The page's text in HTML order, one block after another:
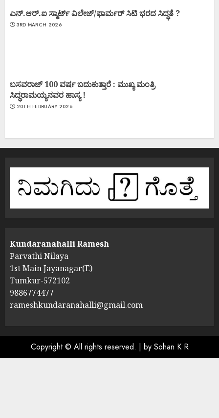
ಎನ್.ಆರ್.ಐ ಸ್ಮಾರ್ಟ್ ವಿಲೇಜ್/ಫಾರ್ಮರ್ ಸಿಟಿ ಭರದ ಸಿದ್ಧತೆ ?
3RD MARCH 2026
ಬಸವರಾಜ್ 100 ವರ್ಷ ಬದುಕುತ್ತಾರೆ : ಮುಖ್ಯ ಮಂತ್ರಿ
ಸಿದ್ಧರಾಮಯ್ಯನವರ ಹಾಸ್ಯ !
20TH FEBRUARY 2026
Kundaranahalli Ramesh
Parvathi Nilaya
1st Main Jayanagar(E)
Tumkur-572102
9886774477
rameshkundaranahalli@gmail.com
Copyright © All rights reserved. | by Sohan K R